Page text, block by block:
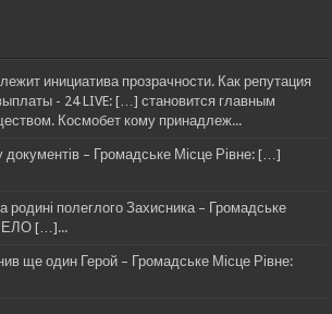
инициатива прозрачности. Как репутация
- 24 LIVE: […] становится главным
Космобет кому принадлеж...
– Громадське Місце Рівне: […]
родині полеглого Захисника – Громадське
[…]...
ще один Герой – Громадське Місце Рівне: